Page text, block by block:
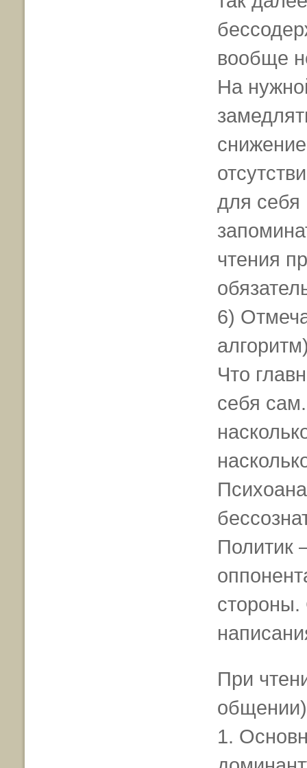
вообще
На
для себя
чтения
6)
Что
себя
Политик
При
общении)
1.